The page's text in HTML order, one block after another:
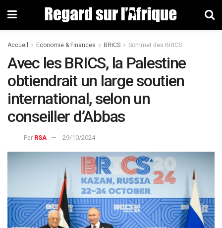
Accueil Economie & Finances BRICS Sommet des BRICS
Avec les BRICS, la Palestine
obtiendrait un large soutien
international, selon un
conseiller d’Abbas
Par RSA 29/10/2024